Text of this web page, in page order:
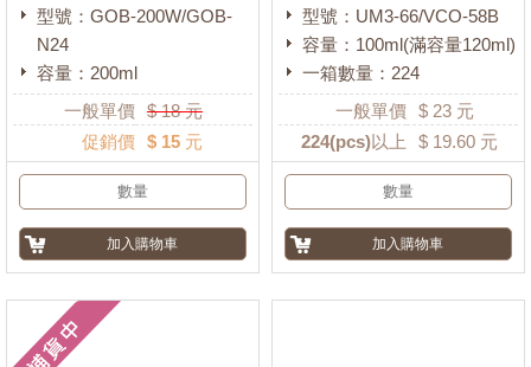
型號：GOB-200W/GOB-
N24
容量：200ml
一般單價 $18元
促銷價 $ 15 元
型號：UM3-66/VCO-58B
容量：100ml(滿容量120ml)
一箱數量：224
一般單價 $ 23 元
224(pcs)以上 $ 19.60 元